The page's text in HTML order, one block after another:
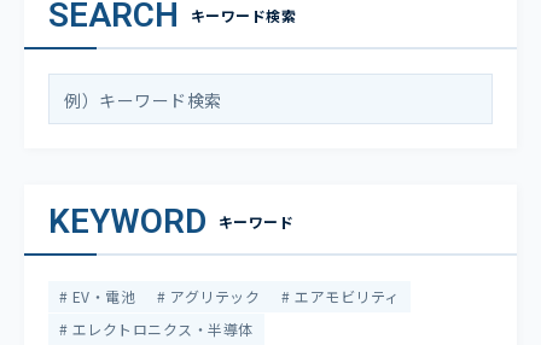
SEARCH キーワード検索
KEYWORD キーワード
EV・電池 アグリテック
エアモビリティ
エレクトロニクス・半導体